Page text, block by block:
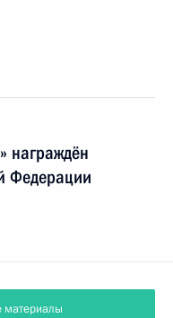
награждён
Федерации
материалы